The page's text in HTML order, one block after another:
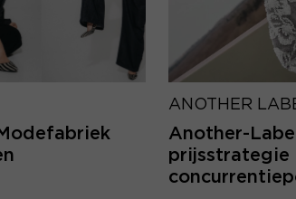
ANOTHER
Another-
prijsstrategie